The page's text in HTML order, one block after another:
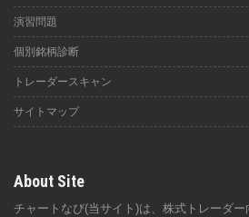
演習問題
個別銘柄診断
トレーダースキャン
サイトマップ
About Site
チャートなび(当サイト)は、株式トレーダ